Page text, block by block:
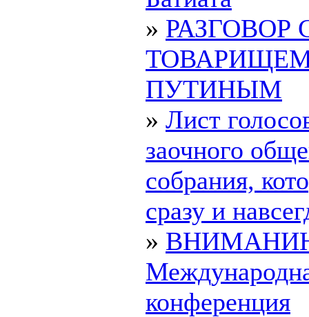
» РАЗГОВОР
ПУТИНЫМ
» Лист
заочного
собрания,
сразу и
»
конференция